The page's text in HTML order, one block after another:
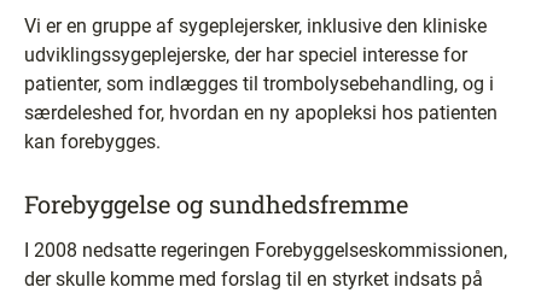
Vi er en gruppe af sygeplejersker, inklusive den kliniske
udviklingssygeplejerske, der har speciel interesse for
patienter, som indlægges til trombolysebehandling, og i
særdeleshed for, hvordan en ny apopleksi hos patienten
kan forebygges.
Forebyggelse og sundhedsfremme
I 2008 nedsatte regeringen Forebyggelseskommissionen,
der skulle komme med forslag til en styrket indsats på